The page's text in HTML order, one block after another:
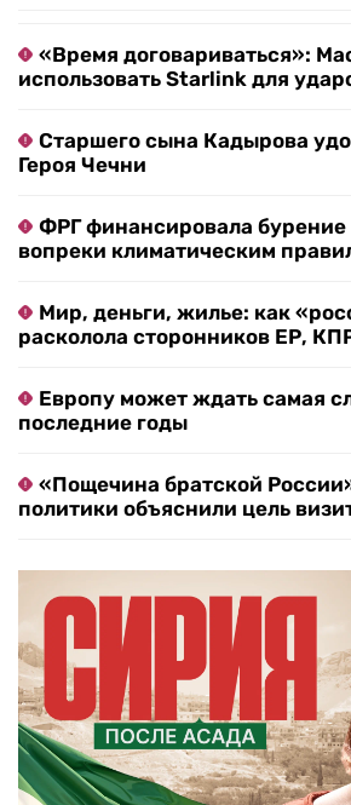
«Время договариваться»:
использовать Starlink для
Старшего сына Кадырова
Героя Чечни
ФРГ финансировала бурение
вопреки климатическим
Мир, деньги, жилье: как
расколола сторонников ЕР,
Европу может ждать самая
последние годы
«Пощечина братской
политики объяснили цель